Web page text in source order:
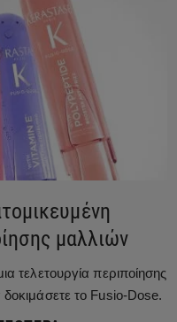
μαλλιών
τελετουργία περιποίησης
δοκιμάσετε το Fusio-Dose.